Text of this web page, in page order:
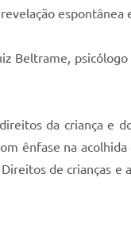
espontânea
Beltrame,
da criança e
ênfase na
de crianças